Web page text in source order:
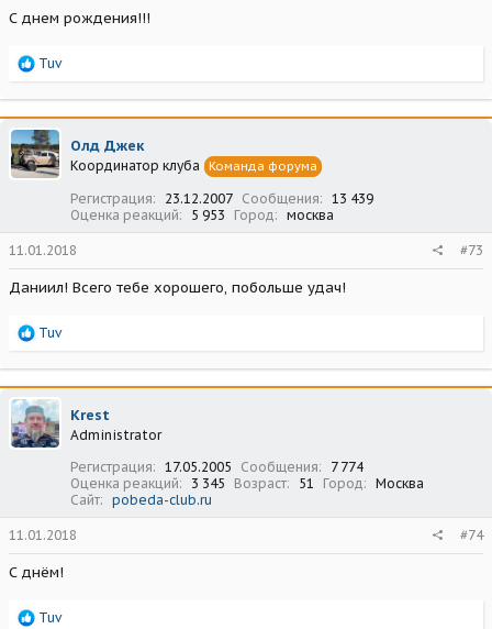
С днем рождения!!!
Р
а
к
ц
и
и
Tuv
Олд Джек
Координатор клуба Команда форума
Регистрация 23.12.2007 Сообщения
13 439
Оценка реакций
5 953 Город москва
11.01.2018 #73
Даниил! Всего тебе хорошего, побольше удач!
Р
а
к
ц
и
и
Tuv
Krest
Administrator
Регистрация
17.05.2005 Сообщения
7 774
Оценка реакций
3 345 Возраст 51 Город
Москва
Сайт
pobeda-club.ru
11.01.2018 #74
С днём!
Р
Tuv